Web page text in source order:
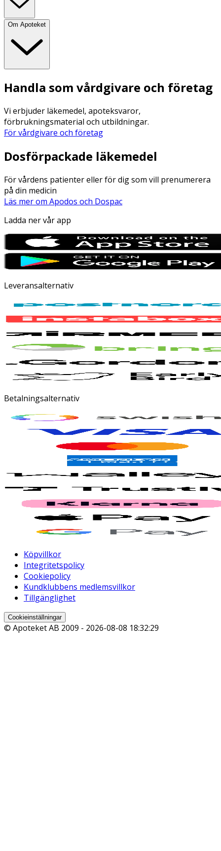
Om Apoteket
Handla som vårdgivare och företag
Vi erbjuder läkemedel, apoteksvaror,
förbrukningsmaterial och utbildningar.
För vårdgivare och företag
Dosförpackade läkemedel
För vårdens patienter eller för dig som vill prenumerera
på din medicin
Läs mer om Apodos och Dospac
Ladda ner vår app
Leveransalternativ
Betalningsalternativ
Köpvillkor
Integritetspolicy
Cookiepolicy
Kundklubbens medlemsvillkor
Tillgänglighet
Cookieinställningar
© Apoteket AB 2009 - 2026-08-08 18:32:29